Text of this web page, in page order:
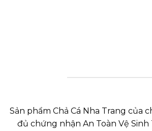
Sản phẩm Chả Cá Nha Trang của
đủ chứng nhận An Toàn Vệ